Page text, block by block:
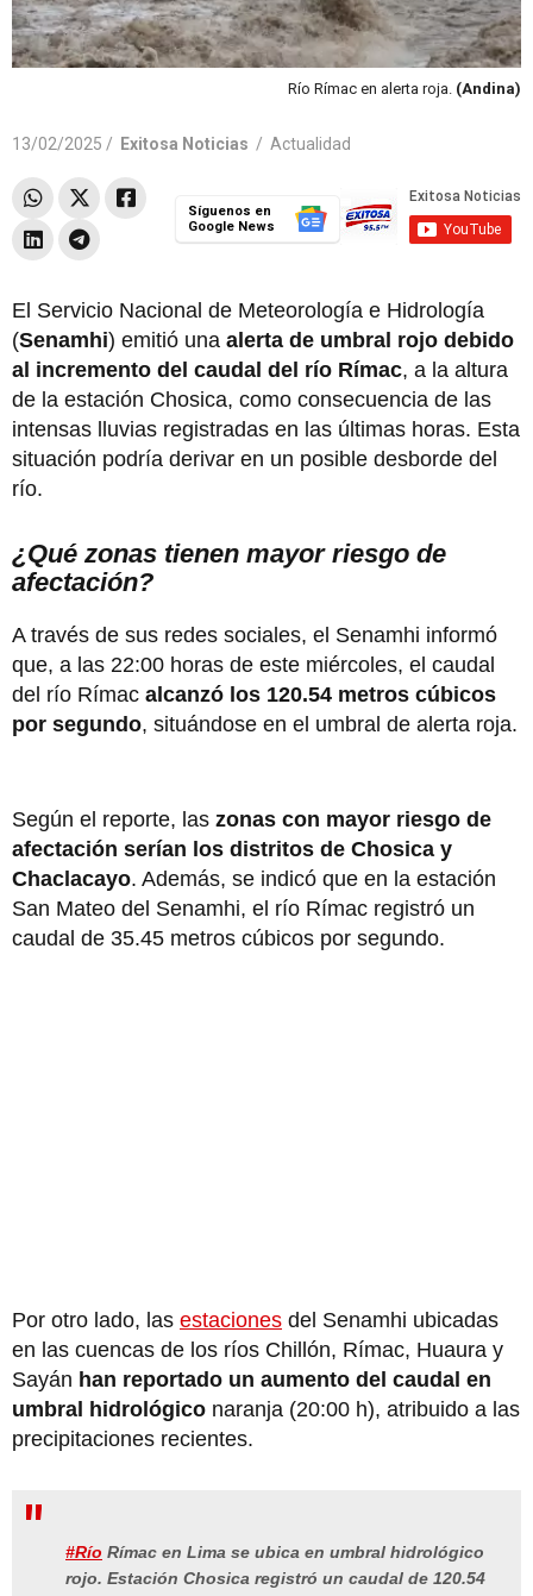
Río Rímac en alerta roja. (Andina)
13/02/2025 / Exitosa Noticias / Actualidad
Síguenos en
Google News
El Servicio Nacional de Meteorología e Hidrología
(Senamhi) emitió una alerta de umbral rojo debido
al incremento del caudal del río Rímac, a la altura
de la estación Chosica, como consecuencia de las
intensas lluvias registradas en las últimas horas. Esta
situación podría derivar en un posible desborde del
río.
¿Qué zonas tienen mayor riesgo de
afectación?
A través de sus redes sociales, el Senamhi informó
que, a las 22:00 horas de este miércoles, el caudal
del río Rímac alcanzó los 120.54 metros cúbicos
por segundo, situándose en el umbral de alerta roja.
Según el reporte, las zonas con mayor riesgo de
afectación serían los distritos de Chosica y
Chaclacayo. Además, se indicó que en la estación
San Mateo del Senamhi, el río Rímac registró un
caudal de 35.45 metros cúbicos por segundo.
Por otro lado, las estaciones del Senamhi ubicadas
en las cuencas de los ríos Chillón, Rímac, Huaura y
Sayán han reportado un aumento del caudal en
umbral hidrológico naranja (20:00 h), atribuido a las
precipitaciones recientes.
#Río Rímac en Lima se ubica en umbral hidrológico
rojo. Estación Chosica registró un caudal de 120.54